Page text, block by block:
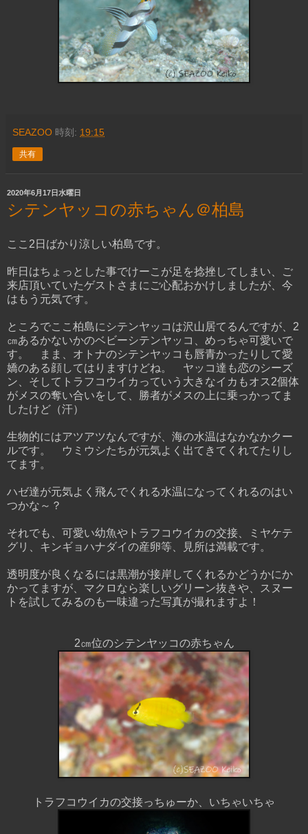
SEAZOO 時刻: 19:15
共有
2020年6月17日水曜日
シテンヤッコの赤ちゃん＠柏島
ここ2日ばかり涼しい柏島です。
昨日はちょっとした事でけーこが足を捻挫してしまい、ご
来店頂いていたゲストさまにご心配おかけしましたが、今
はもう元気です。
ところでここ柏島にシテンヤッコは沢山居てるんですが、2
㎝あるかないかのベビーシテンヤッコ、めっちゃ可愛いで
す。 まま、オトナのシテンヤッコも唇青かったりして愛
嬌のある顔してはりますけどね。 ヤッコ達も恋のシーズ
ン、そしてトラフコウイカっていう大きなイカもオス2個体
がメスの奪い合いをして、勝者がメスの上に乗っかってま
したけど（汗）
生物的にはアツアツなんですが、海の水温はなかなかクー
ルです。 ウミウシたちが元気よく出てきてくれてたりし
てます。
ハゼ達が元気よく飛んでくれる水温になってくれるのはい
つかな～？
それでも、可愛い幼魚やトラフコウイカの交接、ミヤケテ
グリ、キンギョハナダイの産卵等、見所は満載です。
透明度が良くなるには黒潮が接岸してくれるかどうかにか
かってますが、マクロなら楽しいグリーン抜きや、スヌー
トを試してみるのも一味違った写真が撮れますよ！
2㎝位のシテンヤッコの赤ちゃん
トラフコウイカの交接っちゅーか、いちゃいちゃ